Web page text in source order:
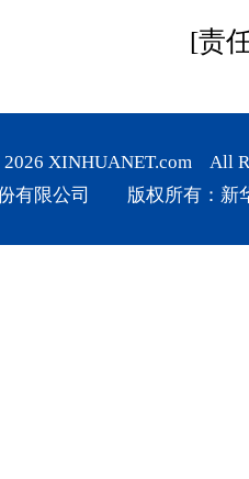
[责
2026 XINHUANET.com All
有限公司 版权所有：新